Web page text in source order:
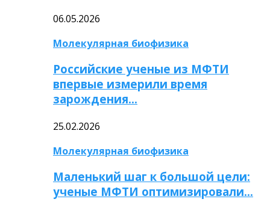
06.05.2026
Молекулярная биофизика
Российские ученые из МФТИ
впервые измерили время
зарождения…
25.02.2026
Молекулярная биофизика
Маленький шаг к большой цели:
ученые МФТИ оптимизировали…